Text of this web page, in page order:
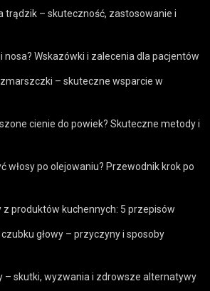
trądzik – skuteczność, zastosowanie i
nosa? Wskazówki i zalecenia dla pacjentów
– skuteczne wsparcie w
cienie do powiek? Skuteczne metody i
włosy po olejowaniu? Przewodnik krok po
z produktów kuchennych: 5 przepisów
głowy – przyczyny i sposoby
– skutki, wyzwania i zdrowsze alternatywy